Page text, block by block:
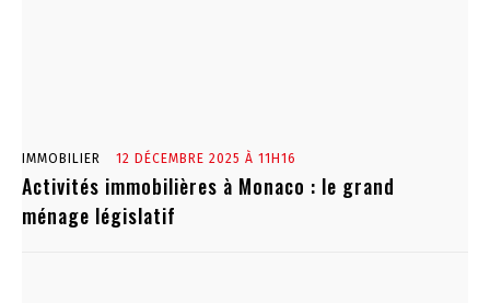
IMMOBILIER 12 DÉCEMBRE 2025 À 11H16
Activités immobilières à Monaco : le grand
ménage législatif